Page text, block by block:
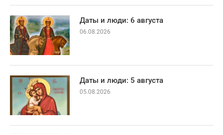
Даты и люди: 6 августа
06.08.2026
Даты и люди: 5 августа
05.08.2026